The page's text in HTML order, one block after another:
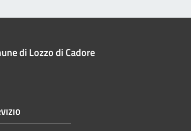
di Lozzo di Cadore